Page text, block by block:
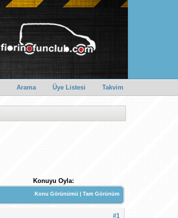
Arama Üye Listesi Takvim
Konuyu Oyla:
Konu Görünümü |Tam Görünüm
#1